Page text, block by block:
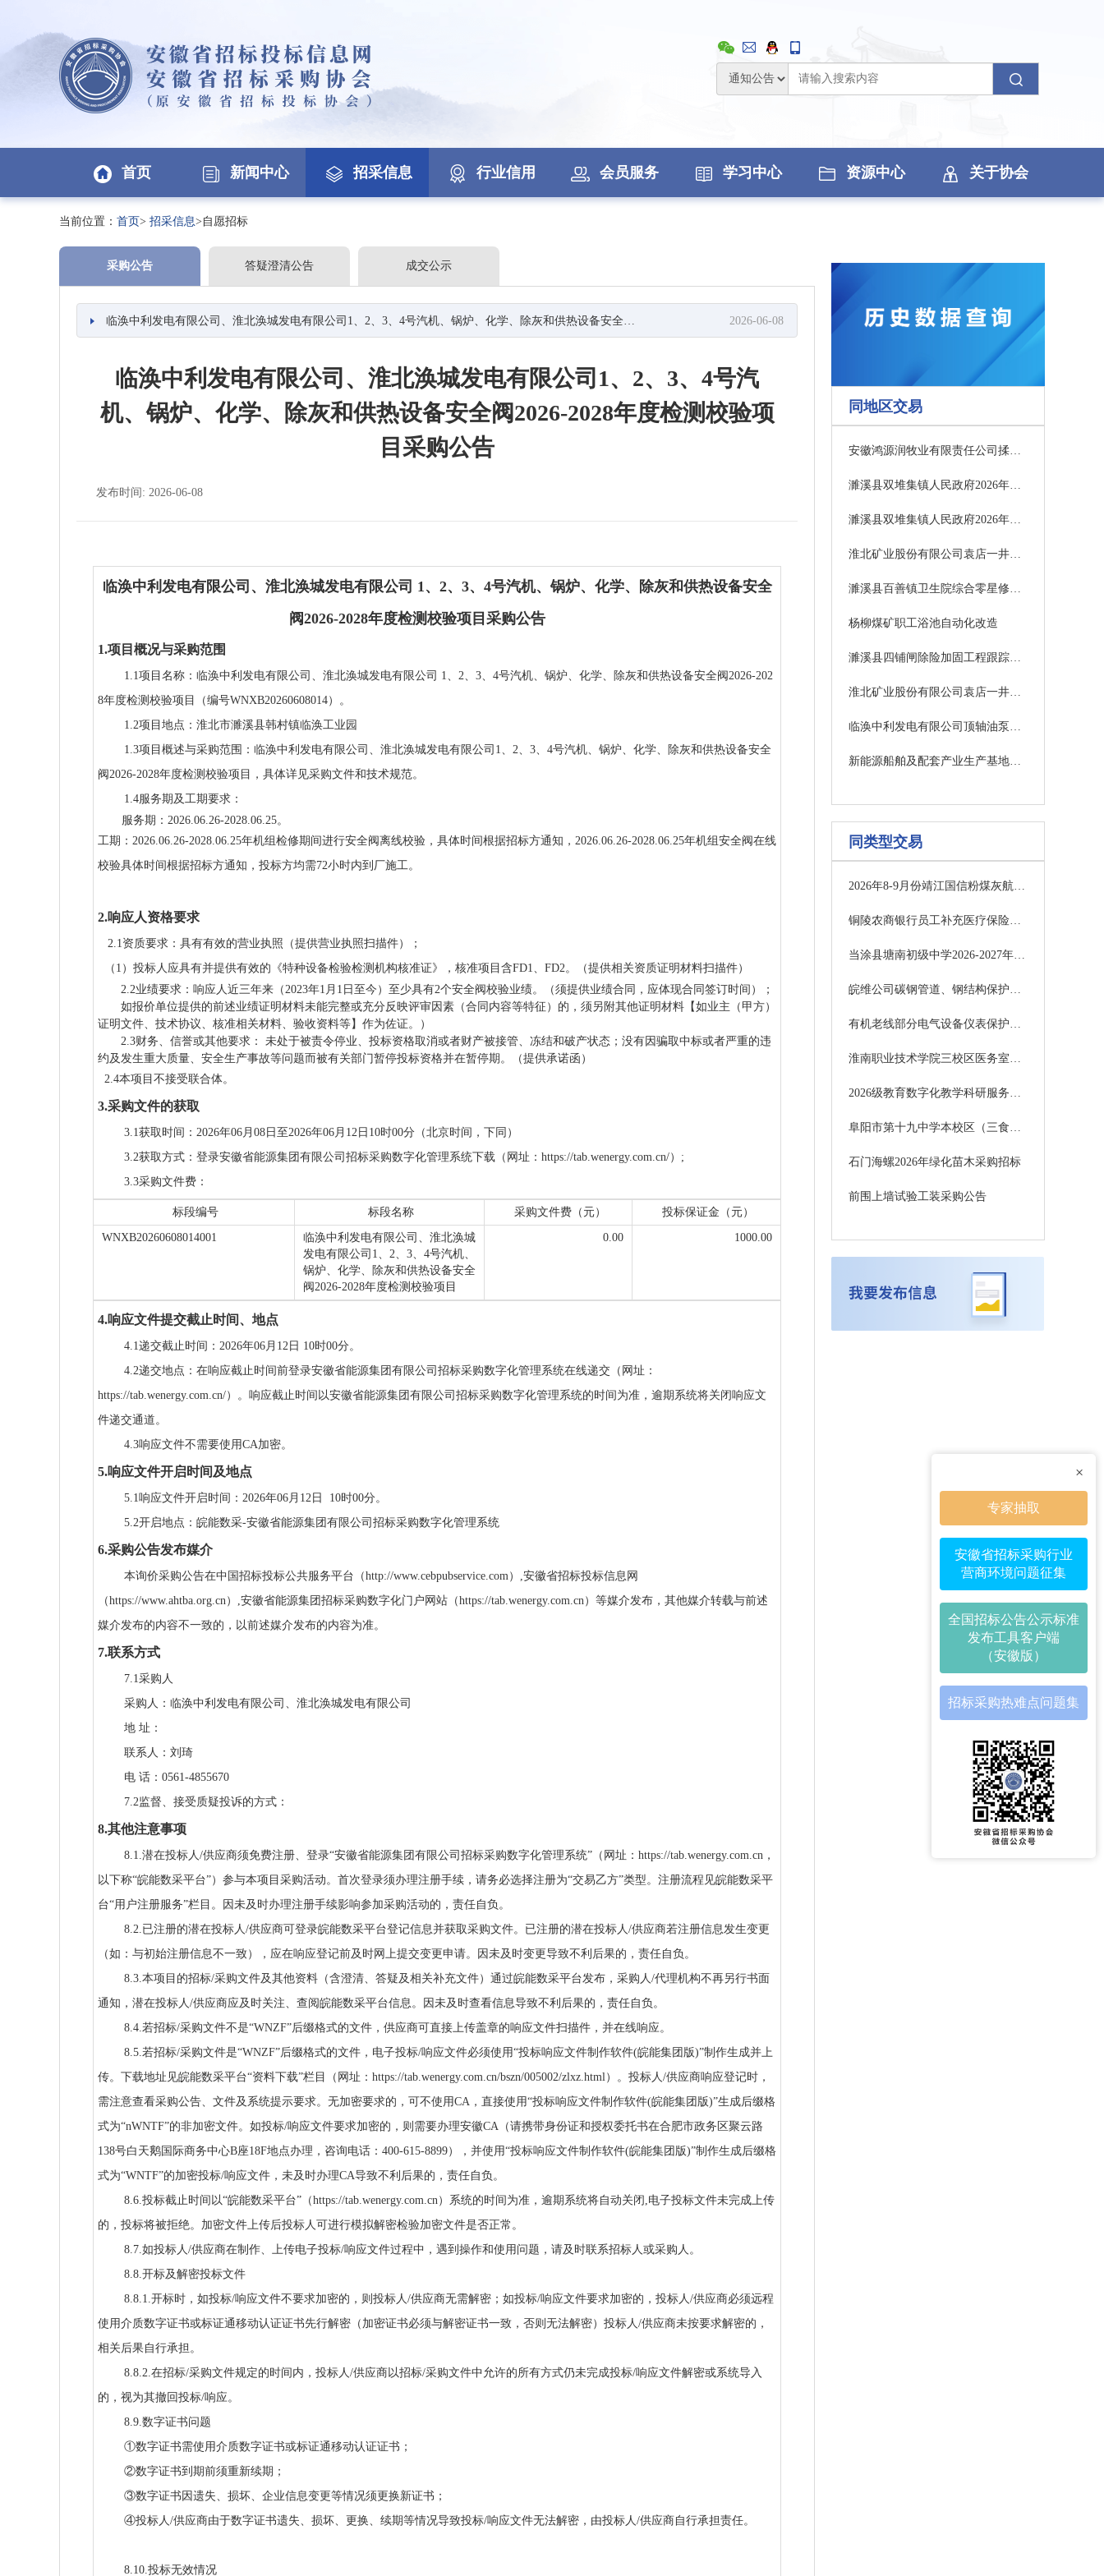
×
专家抽取
安徽省招标采购行业
营商环境问题征集
全国招标公告公示标准
发布工具客户端
（安徽版）
招标采购热难点问题集
首页 新闻中心 招采信息 行业信用 会员服务 学习中心 资源中心 关于协会
当前位置： 首页> 招采信息>自愿招标
采购公告 答疑澄清公告 成交公示
临涣中利发电有限公司、淮北涣城发电有限公司1、2、3、4号汽机、锅炉、化学、除灰和供热设备安全阀2026-2028年度检测校验项目采购公告 2026-06-08
临涣中利发电有限公司、淮北涣城发电有限公司1、2、3、4号汽
机、锅炉、化学、除灰和供热设备安全阀2026-2028年度检测校验项
目采购公告
发布时间: 2026-06-08
临涣中利发电有限公司、淮北涣城发电有限公司 1、2、3、4号汽机、锅炉、化学、除灰和供热设备安全
阀2026-2028年度检测校验项目采购公告
1.项目概况与采购范围
1.1项目名称：临涣中利发电有限公司、淮北涣城发电有限公司 1、2、3、4号汽机、锅炉、化学、除灰和供热设备安全阀2026-202
8年度检测校验项目（编号WNXB20260608014）。
1.2项目地点：淮北市濉溪县韩村镇临涣工业园
1.3项目概述与采购范围：临涣中利发电有限公司、淮北涣城发电有限公司1、2、3、4号汽机、锅炉、化学、除灰和供热设备安全
阀2026-2028年度检测校验项目，具体详见采购文件和技术规范。
1.4服务期及工期要求：
服务期：2026.06.26-2028.06.25。
工期：2026.06.26-2028.06.25年机组检修期间进行安全阀离线校验，具体时间根据招标方通知，2026.06.26-2028.06.25年机组安全阀在线
校验具体时间根据招标方通知，投标方均需72小时内到厂施工。
2.响应人资格要求
2.1资质要求： 具有有效的营业执照（提供营业执照扫描件）；
（ 1） 投标人应具有并提供有效的 《特种设备检验检测机构核准证》，核准项目含FD1、FD2。（提供相关资质证明材料扫描件）
2.2业绩要求：响应人近三年来（2023年1月1日至今）至少具有2个安全阀校验业绩。（须提供业绩合同，应体现合同签订时间）；
如报价单位提供的前述业绩证明材料未能完整或充分反映评审因素（合同内容等特征）的，须另附其他证明材料【如业主（甲方）
证明文件、技术协议、核准相关材料、验收资料等】作为佐证。）
2.3财务、信誉或其他要求： 未处于被责令停业、投标资格取消或者财产被接管、冻结和破产状态；没有因骗取中标或者严重的违
约及发生重大质量、安全生产事故等问题而被有关部门暂停投标资格并在暂停期。（提供承诺函）
2.4本项目不接受联合体。
3.采购文件的获取
3.1获取时间：2026年06月08日至2026年06月12日10时00分（北京时间，下同）
3.2获取方式：登录安徽省能源集团有限公司招标采购数字化管理系统下载（网址：https://tab.wenergy.com.cn/）;
3.3采购文件费：
标段编号 标段名称 采购文件费（元） 投标保证金（元）
WNXB20260608014001
临涣中利发电有限公司、淮北涣城
发电有限公司1、2、3、4号汽机、
锅炉、化学、除灰和供热设备安全
阀2026-2028年度检测校验项目
0.00 1000.00
4.响应文件提交截止时间、地点
4.1递交截止时间：2026年06月12日 10时00分。
4.2递交地点：在响应截止时间前登录安徽省能源集团有限公司招标采购数字化管理系统在线递交（网址：
https://tab.wenergy.com.cn/）。响应截止时间以安徽省能源集团有限公司招标采购数字化管理系统的时间为准，逾期系统将关闭响应文
件递交通道。
4.3响应文件不需要使用CA加密。
5.响应文件开启时间及地点
5.1响应文件开启时间：2026年06月12日 10时00分。
5.2开启地点：皖能数采-安徽省能源集团有限公司招标采购数字化管理系统
6.采购公告发布媒介
本询价采购公告在中国招标投标公共服务平台（http://www.cebpubservice.com）,安徽省招标投标信息网
（https://www.ahtba.org.cn）,安徽省能源集团招标采购数字化门户网站（https://tab.wenergy.com.cn）等媒介发布，其他媒介转载与前述
媒介发布的内容不一致的，以前述媒介发布的内容为准。
7.联系方式
7.1采购人
采购人：临涣中利发电有限公司、淮北涣城发电有限公司
地 址：
联系人：刘琦
电 话：0561-4855670
7.2监督、接受质疑投诉的方式：
8.其他注意事项
8.1.潜在投标人/供应商须免费注册、登录“安徽省能源集团有限公司招标采购数字化管理系统”（网址：https://tab.wenergy.com.cn，
以下称“皖能数采平台”）参与本项目采购活动。首次登录须办理注册手续，请务必选择注册为“交易乙方”类型。注册流程见皖能数采平
台“用户注册服务”栏目。因未及时办理注册手续影响参加采购活动的，责任自负。
8.2.已注册的潜在投标人/供应商可登录皖能数采平台登记信息并获取采购文件。已注册的潜在投标人/供应商若注册信息发生变更
（如：与初始注册信息不一致），应在响应登记前及时网上提交变更申请。因未及时变更导致不利后果的，责任自负。
8.3.本项目的招标/采购文件及其他资料（含澄清、答疑及相关补充文件）通过皖能数采平台发布，采购人/代理机构不再另行书面
通知，潜在投标人/供应商应及时关注、查阅皖能数采平台信息。因未及时查看信息导致不利后果的，责任自负。
8.4.若招标/采购文件不是“WNZF”后缀格式的文件，供应商可直接上传盖章的响应文件扫描件，并在线响应。
8.5.若招标/采购文件是“WNZF”后缀格式的文件，电子投标/响应文件必须使用“投标响应文件制作软件(皖能集团版)”制作生成并上
传。下载地址见皖能数采平台“资料下载”栏目（网址：https://tab.wenergy.com.cn/bszn/005002/zlxz.html）。投标人/供应商响应登记时，
需注意查看采购公告、文件及系统提示要求。无加密要求的，可不使用CA，直接使用“投标响应文件制作软件(皖能集团版)”生成后缀格
式为“nWNTF”的非加密文件。如投标/响应文件要求加密的，则需要办理安徽CA（请携带身份证和授权委托书在合肥市政务区聚云路
138号白天鹅国际商务中心B座18F地点办理，咨询电话：400-615-8899），并使用“投标响应文件制作软件(皖能集团版)”制作生成后缀格
式为“WNTF”的加密投标/响应文件，未及时办理CA导致不利后果的，责任自负。
8.6.投标截止时间以“皖能数采平台”（https://tab.wenergy.com.cn）系统的时间为准，逾期系统将自动关闭,电子投标文件未完成上传
的，投标将被拒绝。加密文件上传后投标人可进行模拟解密检验加密文件是否正常。
8.7.如投标人/供应商在制作、上传电子投标/响应文件过程中，遇到操作和使用问题，请及时联系招标人或采购人。
8.8.开标及解密投标文件
8.8.1.开标时，如投标/响应文件不要求加密的，则投标人/供应商无需解密；如投标/响应文件要求加密的，投标人/供应商必须远程
使用介质数字证书或标证通移动认证证书先行解密（加密证书必须与解密证书一致，否则无法解密）投标人/供应商未按要求解密的，
相关后果自行承担。
8.8.2.在招标/采购文件规定的时间内，投标人/供应商以招标/采购文件中允许的所有方式仍未完成投标/响应文件解密或系统导入
的，视为其撤回投标/响应。
8.9.数字证书问题
①数字证书需使用介质数字证书或标证通移动认证证书；
②数字证书到期前须重新续期；
③数字证书因遗失、损坏、企业信息变更等情况须更换新证书；
④投标人/供应商由于数字证书遗失、损坏、更换、续期等情况导致投标/响应文件无法解密，由投标人/供应商自行承担责任。
8.10.投标无效情况
同地区交易
安徽鸿源润牧业有限责任公司揉丝麦秸招募供应商项目（二次）入围结果公告
濉溪县双堆集镇人民政府2026年度高标准农田建设项目全过程造价咨询服务采购项目竞争性磋商公告
濉溪县双堆集镇人民政府2026年度高标准农田建设项目监理采购项目（二次）竞争性磋商公告
淮北矿业股份有限公司袁店一井煤矿主井、副井闸控系统进行升级改造工程（三次）成交结果公示
濉溪县百善镇卫生院综合零星修缮提质工程成交结果公告
杨柳煤矿职工浴池自动化改造
濉溪县四铺闸除险加固工程跟踪审计服务 （二次）
淮北矿业股份有限公司袁店一井煤矿年度起重机维保项目（三次）
临涣中利发电有限公司顶轴油泵维修采购公告
新能源船舶及配套产业生产基地用地报批第三方服务项目 竞争性磋商公告
同类型交易
2026年8-9月份靖江国信粉煤灰航线船舶运输招标公告
铜陵农商银行员工补充医疗保险采购项目 招标公告
当涂县塘南初级中学2026-2027年食堂食材采购及配送服务采购公告
皖维公司碳钢管道、钢结构保护性拆除采购公告(设备计量部)
有机老线部分电气设备仪表保护性拆除采购公告(设备计量部)
淮南职业技术学院三校区医务室医疗服务采购项目（二次）流标公告
2026级教育数字化教学科研服务提升项目竞争性磋商公告
阜阳市第十九中学本校区（三食堂）餐饮服务采购项目竞争性磋商公告
石门海螺2026年绿化苗木采购招标
前围上墙试验工装采购公告